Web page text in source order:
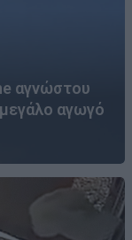
αγνώστου
αγωγό